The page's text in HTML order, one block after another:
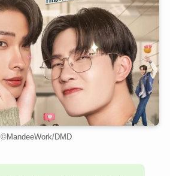
©︎MandeeWork/DMD